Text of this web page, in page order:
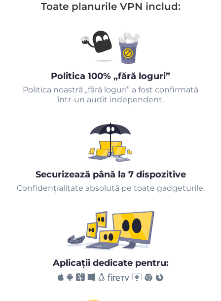
Toate planurile VPN includ:
Politica 100% „fără loguri”
Politica noastră „fără loguri” a fost confirmată
într-un audit independent.
Securizează până la 7 dispozitive
Confidențialitate absolută pe toate gadgeturile.
Aplicaţii dedicate pentru: